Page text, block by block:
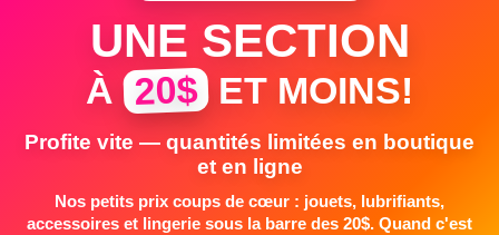
UNE SECTION
À 20$ ET MOINS!
Profite vite — quantités limitées en boutique
et en ligne
Nos petits prix coups de cœur : jouets, lubrifiants,
accessoires et lingerie sous la barre des 20$. Quand c'est